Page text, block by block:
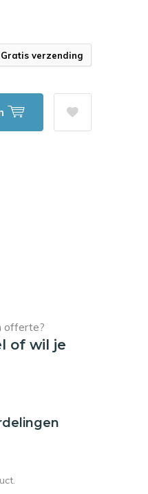
Gratis verzending
of wil je